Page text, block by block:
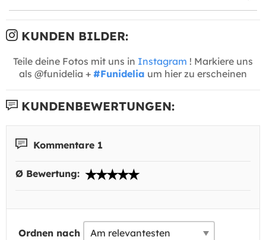
KUNDEN BILDER:
Teile deine Fotos mit uns in Instagram ! Markiere uns
als @funidelia + #Funidelia um hier zu erscheinen
KUNDENBEWERTUNGEN:
Kommentare 1
Ø Bewertung:
Ordnen nach